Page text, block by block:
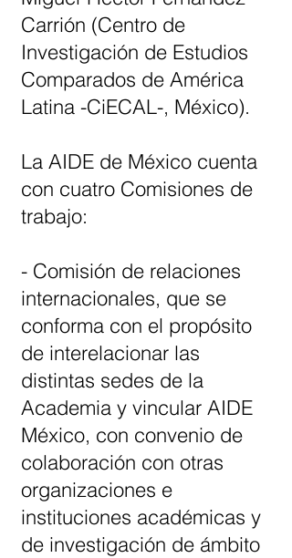
Carrión (Centro de
Investigación de Estudios
Comparados de América
Latina -CiECAL-, México).
La AIDE de México cuenta
con cuatro Comisiones de
trabajo:
- Comisión de relaciones
internacionales, que se
conforma con el propósito
de interelacionar las
distintas sedes de la
Academia y vincular AIDE
México, con convenio de
colaboración con otras
organizaciones e
instituciones académicas y
de investigación de ámbito